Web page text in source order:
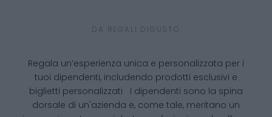
DA REGALI DIGUSTO
Regala un’esperienza unica e personalizzata per i
tuoi dipendenti, includendo prodotti esclusivi e
biglietti personalizzati I dipendenti sono la spina
dorsale di un'azienda e, come tale, meritano un